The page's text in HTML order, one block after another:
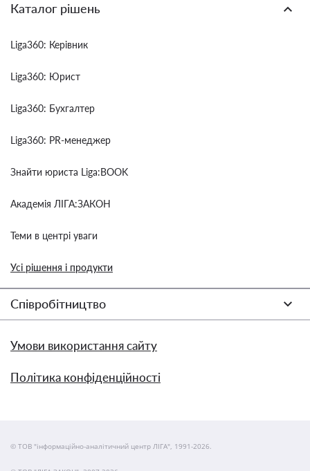
Каталог рішень
Liga360: Керівник
Liga360: Юрист
Liga360: Бухгалтер
Liga360: PR-менеджер
Знайти юриста Liga:BOOK
Академія ЛІГА:ЗАКОН
Теми в центрі уваги
Усі рішення і продукти
Співробітництво
Умови використання сайту
Політика конфіденційності
© ТОВ "інформаційно-аналітичний центр ЛІГА", 1991-2026.